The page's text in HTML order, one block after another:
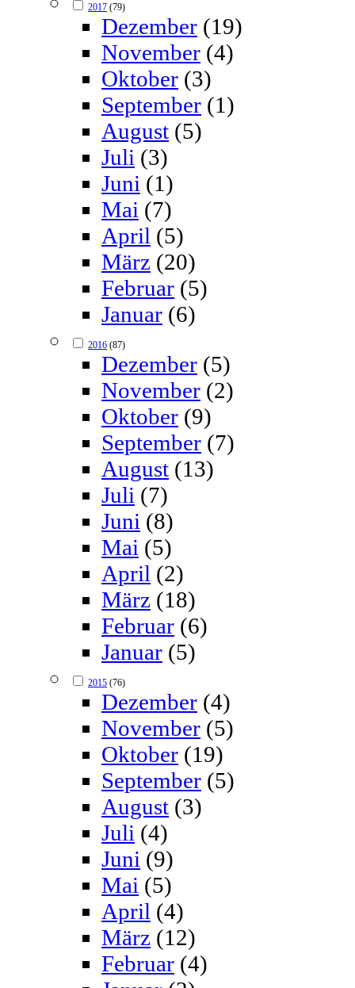
2017 (79)
Dezember (19)
November (4)
Oktober (3)
September (1)
August (5)
Juli (3)
Juni (1)
Mai (7)
April (5)
März (20)
Februar (5)
Januar (6)
2016 (87)
Dezember (5)
November (2)
Oktober (9)
September (7)
August (13)
Juli (7)
Juni (8)
Mai (5)
April (2)
März (18)
Februar (6)
Januar (5)
2015 (76)
Dezember (4)
November (5)
Oktober (19)
September (5)
August (3)
Juli (4)
Juni (9)
Mai (5)
April (4)
März (12)
Februar (4)